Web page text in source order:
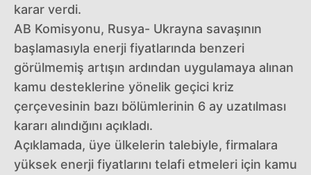
karar verdi.
AB Komisyonu, Rusya- Ukrayna savaşının
başlamasıyla enerji fiyatlarında benzeri
görülmemiş artışın ardından uygulamaya alınan
kamu desteklerine yönelik geçici kriz
çerçevesinin bazı bölümlerinin 6 ay uzatılması
kararı alındığını açıkladı.
Açıklamada, üye ülkelerin talebiyle, firmalara
yüksek enerji fiyatlarını telafi etmeleri için kamu